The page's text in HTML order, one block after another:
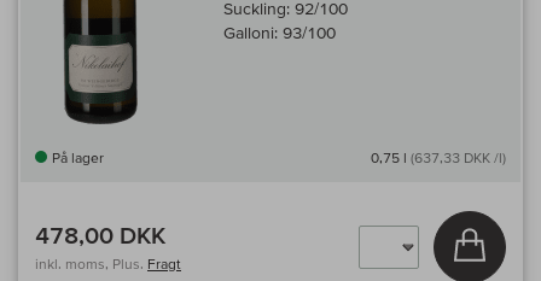
Suckling: 92/100
Galloni: 93/100
På lager 0,75 l (637,33 DKK /l)
478,00 DKK
inkl. moms, Plus. Fragt
Læg i